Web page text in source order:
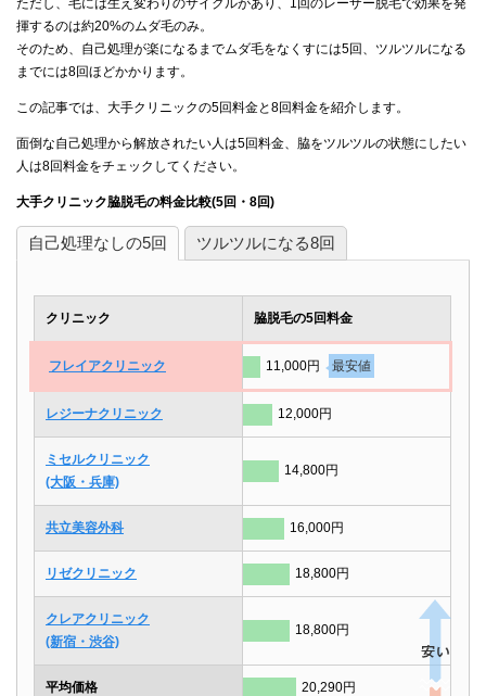
ただし、毛には生え変わりのサイクルがあり、1回のレーザー脱毛で効果を発
揮するのは約20%のムダ毛のみ。
そのため、自己処理が楽になるまでムダ毛をなくすには5回、ツルツルになる
までには8回ほどかかります。
この記事では、大手クリニックの5回料金と8回料金を紹介します。
面倒な自己処理から解放されたい人は5回料金、脇をツルツルの状態にしたい
人は8回料金をチェックしてください。
大手クリニック脇脱毛の料金比較(5回・8回)
自己処理なしの5回 ツルツルになる8回
クリニック 脇脱毛の5回料金
フレイアクリニック 11,000円 最安値
レジーナクリニック 12,000円
ミセルクリニック
(大阪・兵庫)
14,800円
共立美容外科 16,000円
リゼクリニック 18,800円
クレアクリニック
(新宿・渋谷)
18,800円
平均価格 20,290円